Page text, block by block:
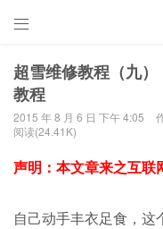

超雪维修教程（九
教程
2015 年 8 月 6 日 下午 4:05
阅读(24.41K)
声明：本文章来之互联
自己动手丰衣足食，